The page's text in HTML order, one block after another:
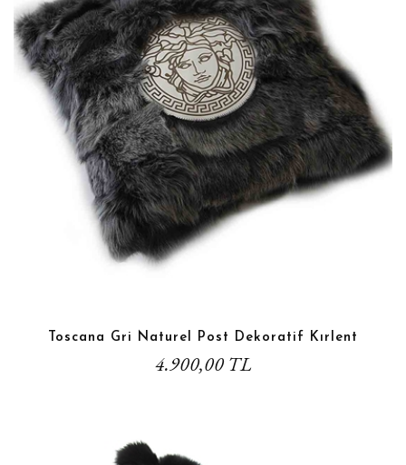
Toscana Gri Naturel Post Dekoratif Kırlent
4.900,00 TL